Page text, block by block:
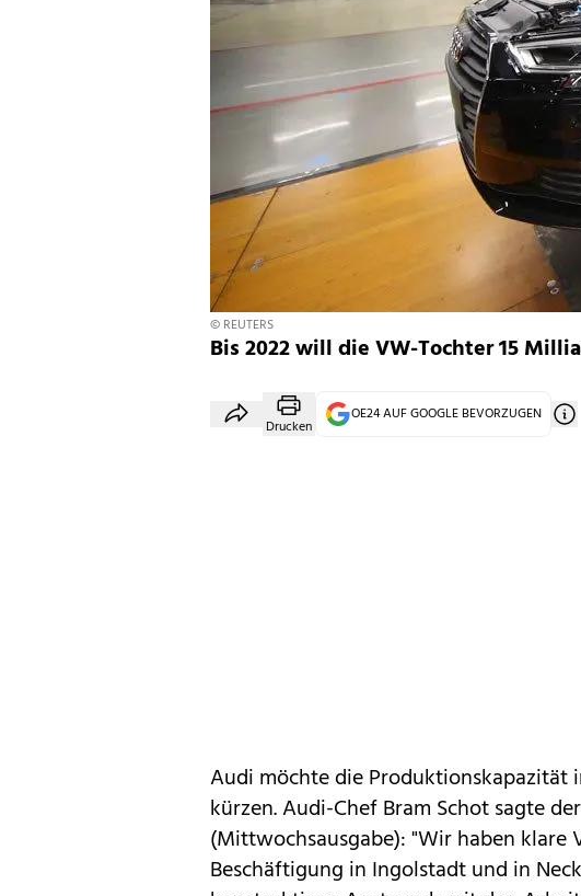
© REUTERS
Bis 2022 will die VW-Tochter 15
Drucken
OE24 AUF GOOGLE BEVORZUGEN
Audi möchte die Produktionskapazität
kürzen. Audi-ChefBram Schotsagte
(Mittwochsausgabe): "Wir haben
Beschäftigung in Ingolstadt und in